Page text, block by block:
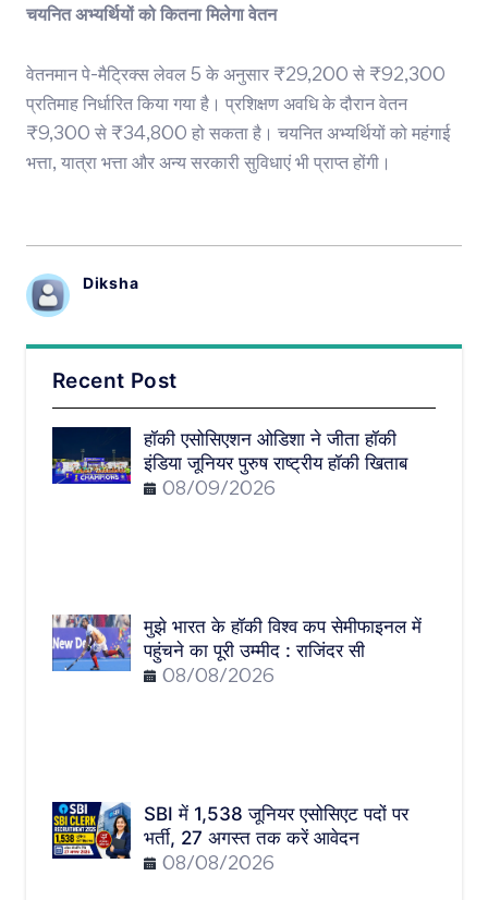
चयनित अभ्यर्थियों को कितना मिलेगा वेतन
वेतनमान पे-मैट्रिक्स लेवल 5 के अनुसार ₹29,200 से ₹92,300
प्रतिमाह निर्धारित किया गया है। प्रशिक्षण अवधि के दौरान वेतन
₹9,300 से ₹34,800 हो सकता है। चयनित अभ्यर्थियों को महंगाई
भत्ता, यात्रा भत्ता और अन्य सरकारी सुविधाएं भी प्राप्त होंगी।
Diksha
Recent Post
हॉकी एसोसिएशन ओडिशा ने जीता हॉकी
इंडिया जूनियर पुरुष राष्ट्रीय हॉकी खिताब
08/09/2026
मुझे भारत के हॉकी विश्व कप सेमीफाइनल में
पहुंचने का पूरी उम्मीद : राजिंदर सी
08/08/2026
SBI में 1,538 जूनियर एसोसिएट पदों पर
भर्ती, 27 अगस्त तक करें आवेदन
08/08/2026